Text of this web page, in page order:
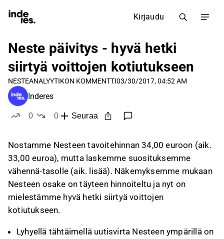
Kirjaudu
Neste päivitys - hyvä hetki
siirtyä voittojen kotiutukseen
NESTEANALYYTIKON KOMMENTTI03/30/2017, 04:52 AM
Inderes
0
0
Seuraa
Nostamme Nesteen tavoitehinnan 34,00 euroon (aik.
33,00 euroa), mutta laskemme suosituksemme
vähennä-tasolle (aik. lisää). Näkemyksemme mukaan
Nesteen osake on täyteen hinnoiteltu ja nyt on
mielestämme hyvä hetki siirtyä voittojen
kotiutukseen.
Lyhyellä tähtäimellä uutisvirta Nesteen ympärillä on